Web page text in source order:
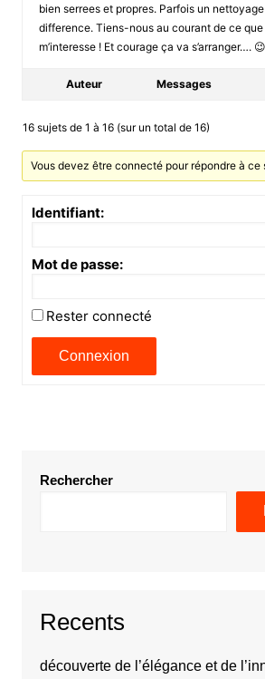
bien serrees et propres. Parfois un
difference. Tiens-nous au courant de ce
m’interesse ! Et courage ça va s’arranger…. 😉
Auteur Messages
16 sujets de 1 à 16 (sur un total de 16)
Vous devez être connecté pour répondre à ce
Identifiant:
Mot de passe:
Rester connecté
Connexion
Rechercher
Recents
découverte de l’élégance et de